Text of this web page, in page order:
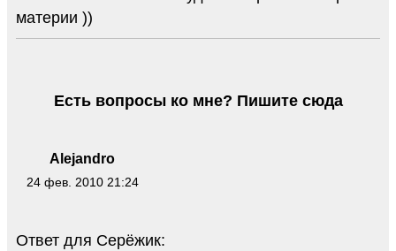
материи ))
Alejandro
24 фев. 2010 21:24
Есть вопросы ко мне? Пишите сюда
Ответ для Серёжик: